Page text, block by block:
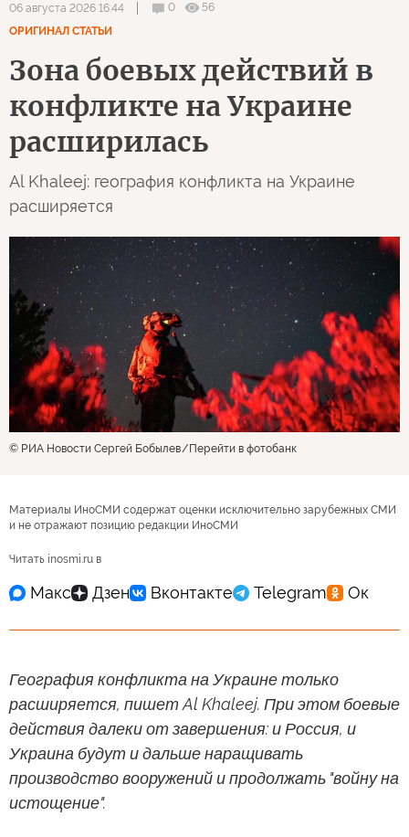
06 августа 2026 16:44 0
56
ОРИГИНАЛ СТАТЬИ
Зона боевых действий в
конфликте на Украине
расширилась
Al Khaleej: география конфликта на Украине
расширяется
© РИА Новости Сергей Бобылев Перейти в фотобанк
Материалы ИноСМИ содержат оценки исключительно зарубежных СМИ
и не отражают позицию редакции ИноСМИ
Читать inosmi.ru в
География конфликта на Украине только
расширяется, пишет Al Khaleej. При этом боевые
действия далеки от завершения: и Россия, и
Украина будут и дальше наращивать
производство вооружений и продолжать "войну на
истощение".